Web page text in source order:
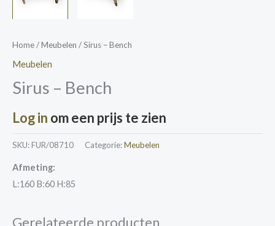
Home/Meubelen / Sirus – Bench
Meubelen
Sirus – Bench
Log in om een prijs te zien
SKU: FUR/08710 Categorie:Meubelen
Afmeting:
L:160 B:60 H:85
Gerelateerde producten